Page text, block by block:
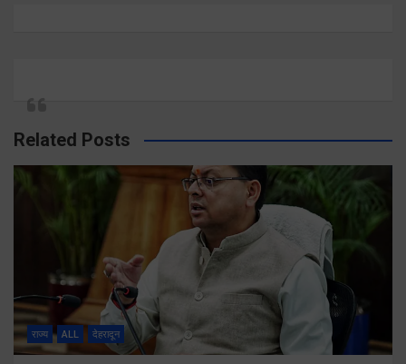
Related Posts
राज्य ALL देहरादून